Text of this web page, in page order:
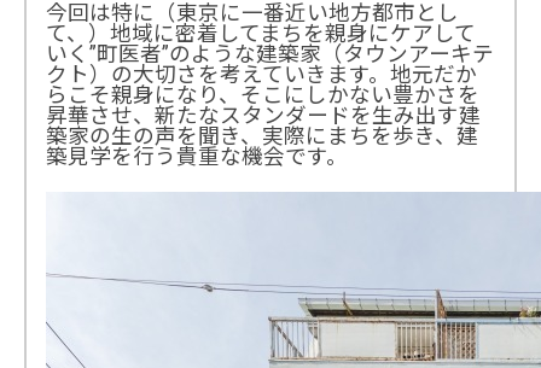
今回は特に（東京に一番近い地方都市とし
て、）地域に密着してまちを親身にケアして
いく”町医者”のような建築家（タウンアーキテ
クト）の大切さを考えていきます。地元だか
らこそ親身になり、そこにしかない豊かさを
昇華させ、新たなスタンダードを生み出す建
築家の生の声を聞き、実際にまちを歩き、建
築見学を行う貴重な機会です。